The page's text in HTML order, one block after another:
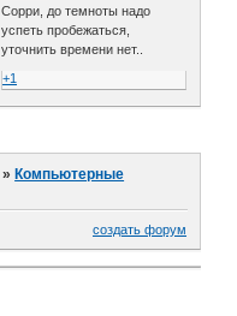
Сорри, до темноты надо
успеть пробежаться,
уточнить времени нет..
+1
» Компьютерные
создать форум